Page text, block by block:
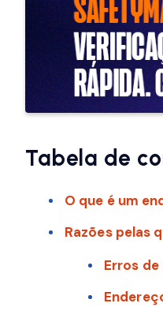
Tabela de
O que é um
Razões pelas
Erros